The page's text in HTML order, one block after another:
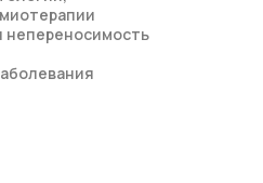
непереносимость